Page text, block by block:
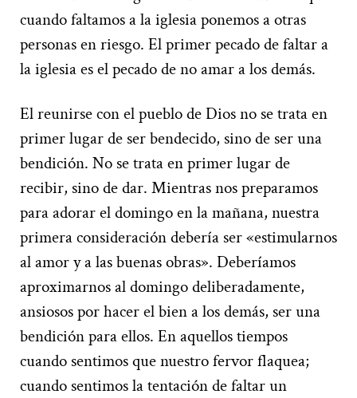
cuando faltamos a la iglesia ponemos a otras
personas en riesgo. El primer pecado de faltar a
la iglesia es el pecado de no amar a los demás.
El reunirse con el pueblo de Dios no se trata en
primer lugar de ser bendecido, sino de ser una
bendición. No se trata en primer lugar de
recibir, sino de dar. Mientras nos preparamos
para adorar el domingo en la mañana, nuestra
primera consideración debería ser «estimularnos
al amor y a las buenas obras». Deberíamos
aproximarnos al domingo deliberadamente,
ansiosos por hacer el bien a los demás, ser una
bendición para ellos. En aquellos tiempos
cuando sentimos que nuestro fervor flaquea;
cuando sentimos la tentación de faltar un